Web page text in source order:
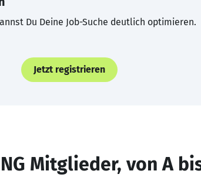
Du Deine Job-Suche deutlich optimieren.
Jetzt registrieren
Mitglieder, von A